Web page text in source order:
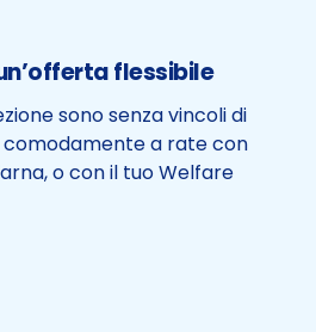
flessibile
sono senza vincoli di
comodamente a rate con
o con il tuo Welfare